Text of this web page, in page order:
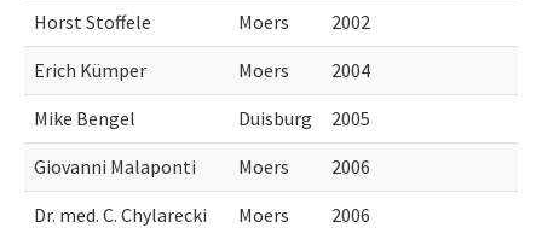
Horst Stoffele
Moers
2002
Erich Kümper
Moers
2004
Mike Bengel
Duisburg
2005
Giovanni Malaponti
Moers
2006
Dr. med. C. Chylarecki
Moers
2006